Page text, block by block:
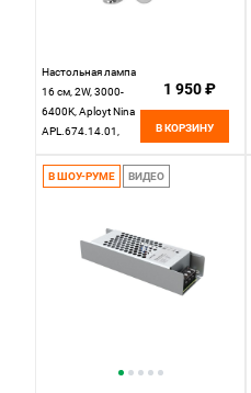
Настольная лампа
16 см, 2W, 3000-
6400K, Aployt Nina
APL.674.14.01,
1 950 ₽
В КОРЗИНУ
В ШОУ-РУМЕ ВИДЕО